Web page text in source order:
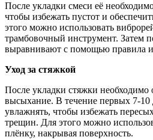
После укладки смеси её
чтобы избежать пустот и
этого можно использовать
трамбовочный инструмент. Затем
выравнивают с помощью правила
Уход за стяжкой
После укладки стяжки необходимо
высыхание. В течение первых 7-10
увлажнять, чтобы избежать
трещин. Для этого можно
плёнку, накрывая поверхность.